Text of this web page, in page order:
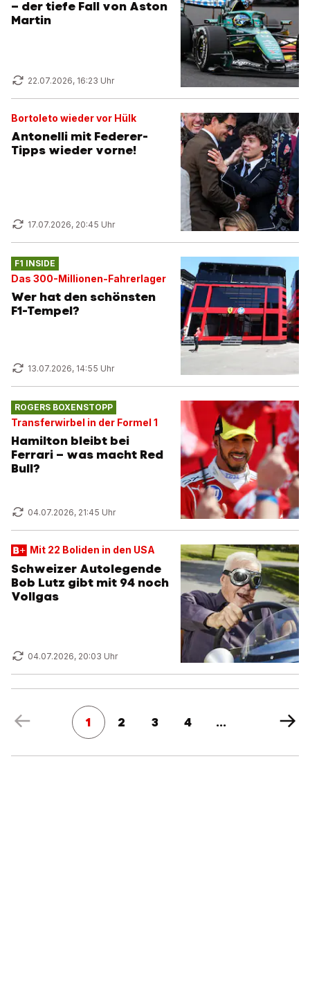
– der tiefe Fall von Aston
Martin
22.07.2026, 16:23 Uhr
Bortoleto wieder vor Hülk
Antonelli mit Federer-
Tipps wieder vorne!
17.07.2026, 20:45 Uhr
F1 INSIDE
Das 300-Millionen-Fahrerlager
Wer hat den schönsten
F1-Tempel?
13.07.2026, 14:55 Uhr
ROGERS BOXENSTOPP
Transferwirbel in der Formel 1
Hamilton bleibt bei
Ferrari – was macht Red
Bull?
04.07.2026, 21:45 Uhr
Mit 22 Boliden in den USA
Schweizer Autolegende
Bob Lutz gibt mit 94 noch
Vollgas
04.07.2026, 20:03 Uhr
1 2 3 4 ...